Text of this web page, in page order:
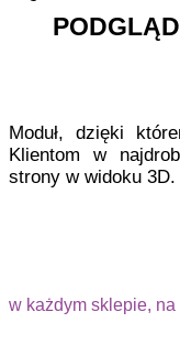
Moduł, dzięki
Klientom w
strony w widoku 3D.
w każdym sklepie,